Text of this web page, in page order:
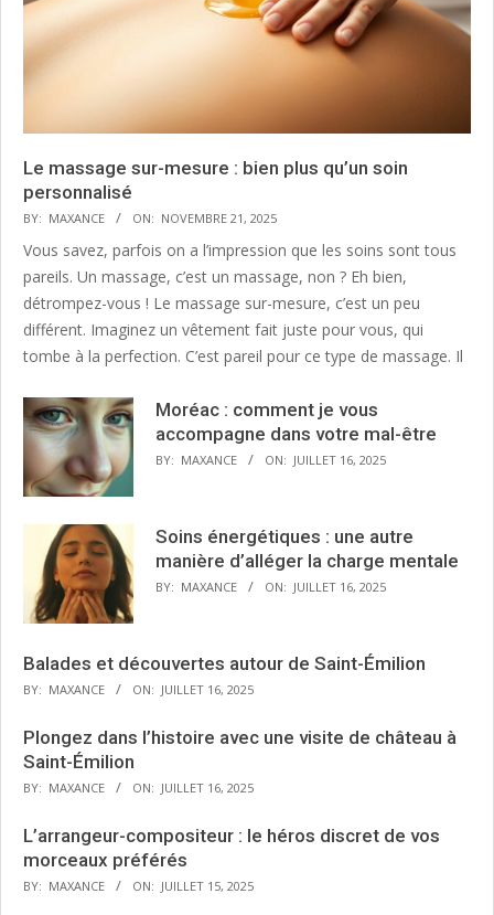
Le massage sur-mesure : bien plus qu’un soin
personnalisé
BY: MAXANCE ON: NOVEMBRE 21, 2025
Vous savez, parfois on a l’impression que les soins sont tous
pareils. Un massage, c’est un massage, non ? Eh bien,
détrompez-vous ! Le massage sur-mesure, c’est un peu
différent. Imaginez un vêtement fait juste pour vous, qui
tombe à la perfection. C’est pareil pour ce type de massage. Il
Moréac : comment je vous
accompagne dans votre mal-être
BY: MAXANCE ON: JUILLET 16, 2025
Soins énergétiques : une autre
manière d’alléger la charge mentale
BY: MAXANCE ON: JUILLET 16, 2025
Balades et découvertes autour de Saint-Émilion
BY: MAXANCE ON: JUILLET 16, 2025
Plongez dans l’histoire avec une visite de château à
Saint-Émilion
BY: MAXANCE ON: JUILLET 16, 2025
L’arrangeur-compositeur : le héros discret de vos
morceaux préférés
BY: MAXANCE ON: JUILLET 15, 2025